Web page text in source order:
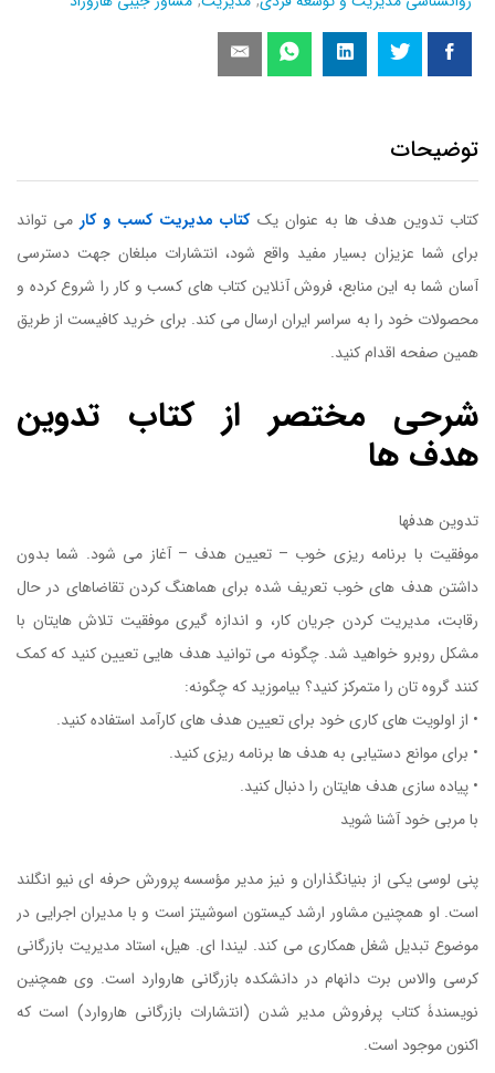
توضیحات
کتاب تدوین هدف ها به عنوان یککتاب مدیریت کسب و کار می تواند
برای شما عزیزان بسیار مفید واقع شود، انتشارات مبلغان جهت دسترسی
آسان شما به این منابع، فروش آنلاین کتاب های کسب و کار را شروع کرده و
محصولات خود را به سراسر ایران ارسال می کند. برای خرید کافیست از طریق
همین صفحه اقدام کنید.
شرحی مختصر از کتاب تدوین
هدف ها
تدوین هدفها
موفقیت با برنامه ریزی خوب – تعیین هدف – آغاز می شود. شما بدون
داشتن هدف های خوب تعریف شده برای هماهنگ کردن تقاضاهای در حال
رقابت، مدیریت کردن جریان کار، و اندازه گیری موفقیت تلاش هایتان با
مشکل روبرو خواهید شد. چگونه می توانید هدف هایی تعیین کنید که کمک
کنند گروه تان را متمرکز کنید؟ بیاموزید که چگونه:
• از اولویت های کاری خود برای تعیین هدف های کارآمد استفاده کنید.
• برای موانع دستیابی به هدف ها برنامه ریزی کنید.
• پیاده سازی هدف هایتان را دنبال کنید.
با مربی خود آشنا شوید
پنی لوسی یکی از بنیانگذاران و نیز مدیر مؤسسه پرورش حرفه ای نیو انگلند
است. او همچنین مشاور ارشد کیستون اسوشیتز است و با مدیران اجرایی در
موضوع تبدیل شغل همکاری می کند. لیندا ای. هیل، استاد مدیریت بازرگانی
کرسی والاس برت دانهام در دانشکده بازرگانی هاروارد است. وی همچنین
نویسندۀ کتاب پرفروش مدیر شدن (انتشارات بازرگانی هاروارد) است که
اکنون موجود است.